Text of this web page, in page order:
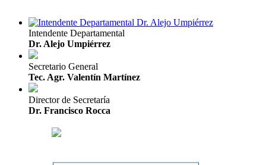
Intendente Departamental
Dr. Alejo Umpiérrez
Secretario General
Tec. Agr. Valentín Martínez
Director de Secretaría
Dr. Francisco Rocca